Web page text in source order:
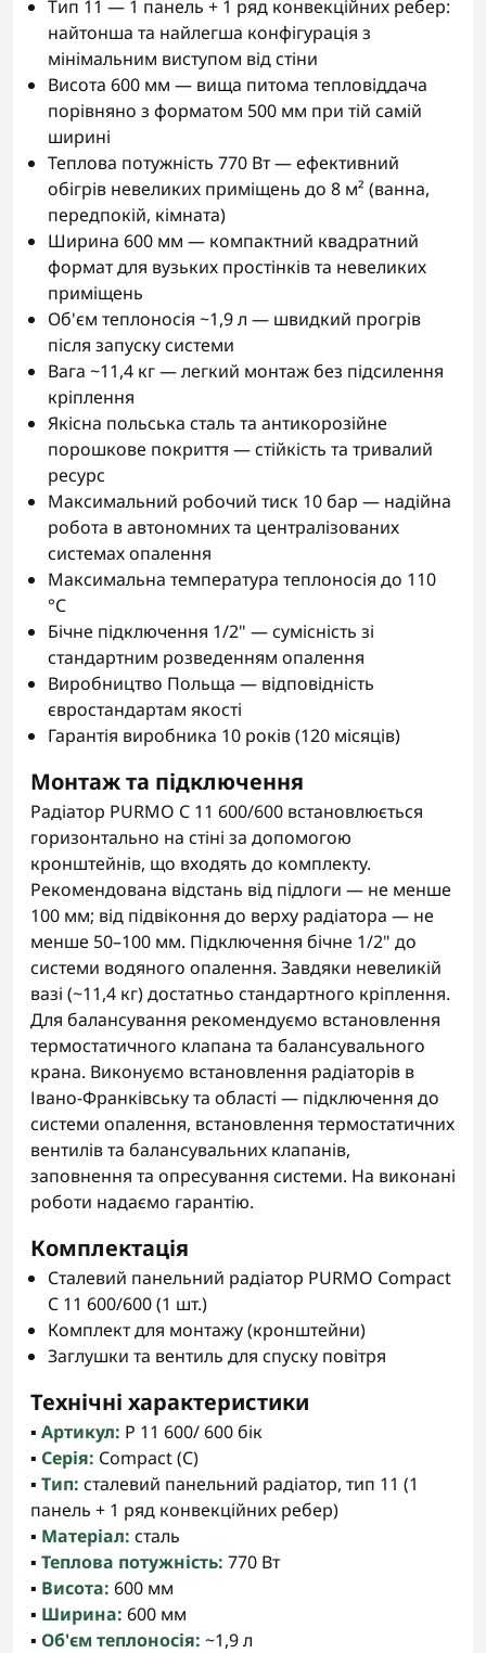
Тип 11 — 1 панель + 1 ряд конвекційних ребер:
найтонша та найлегша конфігурація з
мінімальним виступом від стіни
Висота 600 мм — вища питома тепловіддача
порівняно з форматом 500 мм при тій самій
ширині
Теплова потужність 770 Вт — ефективний
обігрів невеликих приміщень до 8 м² (ванна,
передпокій, кімната)
Ширина 600 мм — компактний квадратний
формат для вузьких простінків та невеликих
приміщень
Об'єм теплоносія ~1,9 л — швидкий прогрів
після запуску системи
Вага ~11,4 кг — легкий монтаж без підсилення
кріплення
Якісна польська сталь та антикорозійне
порошкове покриття — стійкість та тривалий
ресурс
Максимальний робочий тиск 10 бар — надійна
робота в автономних та централізованих
системах опалення
Максимальна температура теплоносія до 110
°C
Бічне підключення 1/2" — сумісність зі
стандартним розведенням опалення
Виробництво Польща — відповідність
євростандартам якості
Гарантія виробника 10 років (120 місяців)
Монтаж та підключення
Радіатор PURMO C 11 600/600 встановлюється
горизонтально на стіні за допомогою
кронштейнів, що входять до комплекту.
Рекомендована відстань від підлоги — не менше
100 мм; від підвіконня до верху радіатора — не
менше 50–100 мм. Підключення бічне 1/2" до
системи водяного опалення. Завдяки невеликій
вазі (~11,4 кг) достатньо стандартного кріплення.
Для балансування рекомендуємо встановлення
термостатичного клапана та балансувального
крана. Виконуємо встановлення радіаторів в
Івано-Франківську та області — підключення до
системи опалення, встановлення термостатичних
вентилів та балансувальних клапанів,
заповнення та опресування системи. На виконані
роботи надаємо гарантію.
Комплектація
Сталевий панельний радіатор PURMO Compact
C 11 600/600 (1 шт.)
Комплект для монтажу (кронштейни)
Заглушки та вентиль для спуску повітря
Технічні характеристики
▪️ Артикул: P 11 600/ 600 бік
▪️ Серія: Compact (C)
▪️ Тип: сталевий панельний радіатор, тип 11 (1
панель + 1 ряд конвекційних ребер)
▪️ Матеріал: сталь
▪️ Теплова потужність: 770 Вт
▪️ Висота: 600 мм
▪️ Ширина: 600 мм
▪️ Об'єм теплоносія: ~1,9 л